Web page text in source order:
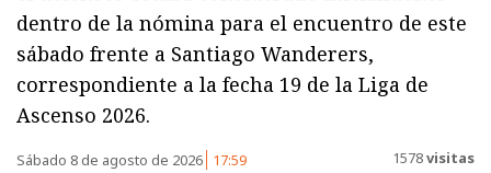
dentro de la nómina para el encuentro de este
sábado frente a Santiago Wanderers,
correspondiente a la fecha 19 de la Liga de
Ascenso 2026.
Sábado 8 de agosto de 2026 17:59 1578visitas